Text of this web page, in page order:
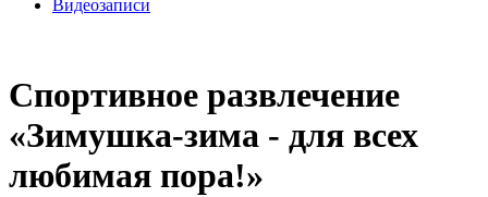
Видеозаписи
Спортивное развлечение
«Зимушка-зима - для всех
любимая пора!»